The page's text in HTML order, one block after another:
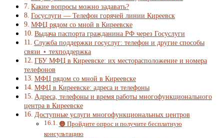
Какие вопросы можно задавать?
Госуслуги — Телефон горячей линии Киреевск
МФЦ рядом со мной в Киреевске
Выдача паспорта гражданина РФ через Госуслуги
Служба поддержки госуслуг: телефон и другие способы
связи ⋆ техподдержка
ГБУ МФЦ в Киреевске: их месторасположение и номера
телефонов
МФЦ рядом со мной в Киреевске
МФЦ в Киреевске: адреса и телефоны
Адреса, телефоны и время работы многофункционального
центра в Киреевске
Доступные услуги многофункциональных центров
🟠 Пройдите опрос и получите бесплатную
консультацию